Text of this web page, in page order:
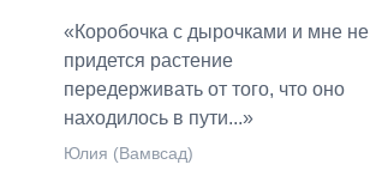
«Коробочка с дырочками и мне не
придется растение
передерживать от того, что оно
находилось в пути...»
Юлия (Вамвсад)